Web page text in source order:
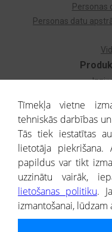
Kredītizziņa
Personas
Personas datu
® CREDITREFORM Latvija
SIA
Tīmekļa vietne
tehniskās darbības
Tās tiek iestatītas
lietotāja piekrišana.
papildus var tikt
uzzinātu vairāk,
lietošanas politiku.
izmantošanai, lūdzam